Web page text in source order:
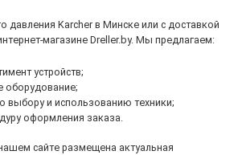
давления Karcher в Минске или с доставкой
магазине Dreller.by. Мы предлагаем:
устройств;
оборудование;
выбору и использованию техники;
оформления заказа.
сайте размещена актуальная